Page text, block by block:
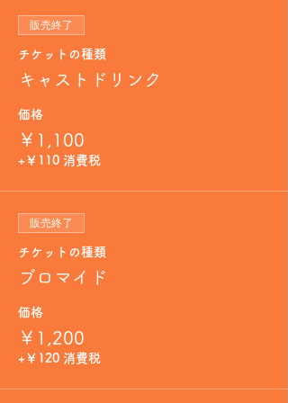
販売終了
チケットの種類
キャストドリンク
価格
￥1,100
+￥110 消費税
販売終了
チケットの種類
ブロマイド
価格
￥1,200
+￥120 消費税